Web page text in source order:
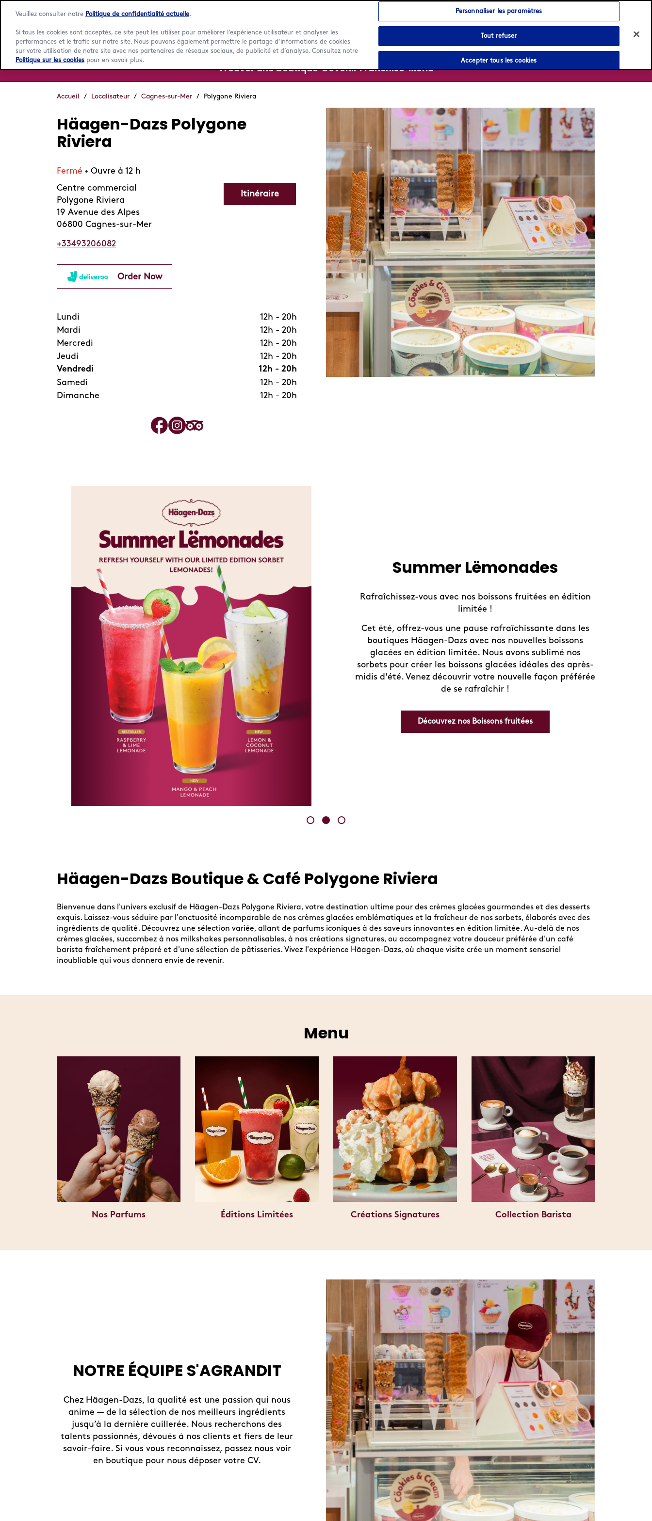
Language:
Trouver une boutique Devenir Franchisé Menu
Accueil / Localisateur / Cagnes-sur-Mer / Polygone Riviera
Häagen-Dazs Polygone
Riviera
Fermé • Ouvre à 12 h
Centre commercial
Polygone Riviera
19 Avenue des Alpes
06800 Cagnes-sur-Mer
Itinéraire
+33493206082
Order Now
Lundi 12h - 20h
Mardi
12h - 20h
Mercredi
12h - 20h
Jeudi
12h - 20h
Vendredi
12h - 20h
Samedi
12h - 20h
Dimanche
12h - 20h
Summer Lëmonades
Rafraîchissez-vous avec nos boissons fruitées en édition
limitée !
Cet été, offrez-vous une pause rafraîchissante dans les
boutiques Häagen-Dazs avec nos nouvelles boissons
glacées en édition limitée. Nous avons sublimé nos
sorbets pour créer les boissons glacées idéales des après-
midis d'été. Venez découvrir votre nouvelle façon préférée
de se rafraîchir !
Découvrez nos Boissons fruitées
Häagen-Dazs Boutique & Café Polygone Riviera
Bienvenue dans l'univers exclusif de Häagen-Dazs Polygone Riviera, votre destination ultime pour des crèmes glacées gourmandes et des desserts
exquis. Laissez-vous séduire par l'onctuosité incomparable de nos crèmes glacées emblématiques et la fraîcheur de nos sorbets, élaborés avec des
ingrédients de qualité. Découvrez une sélection variée, allant de parfums iconiques à des saveurs innovantes en édition limitée. Au-delà de nos
crèmes glacées, succombez à nos milkshakes personnalisables, à nos créations signatures, ou accompagnez votre douceur préférée d'un café
barista fraîchement préparé et d'une sélection de pâtisseries. Vivez l'expérience Häagen-Dazs, où chaque visite crée un moment sensoriel
inoubliable qui vous donnera envie de revenir.
Menu
Nos Parfums Éditions Limitées Créations Signatures Collection Barista
NOTRE ÉQUIPE S'AGRANDIT
Chez Häagen-Dazs, la qualité est une passion qui nous
anime — de la sélection de nos meilleurs ingrédients
jusqu’à la dernière cuillerée. Nous recherchons des
talents passionnés, dévoués à nos clients et fiers de leur
savoir-faire. Si vous vous reconnaissez, passez nous voir
en boutique pour nous déposer votre CV.
Veuillez consulter notre Politique de confidentialité actuelle.
Si tous les cookies sont acceptés, ce site peut les utiliser pour améliorer l’expérience utilisateur et analyser les
performances et le trafic sur notre site. Nous pouvons également permettre le partage d’informations de cookies
sur votre utilisation de notre site avec nos partenaires de réseaux sociaux, de publicité et d’analyse. Consultez notre
Politique sur les cookies pour en savoir plus.
Personnaliser les paramètres
Tout refuser
Accepter tous les cookies